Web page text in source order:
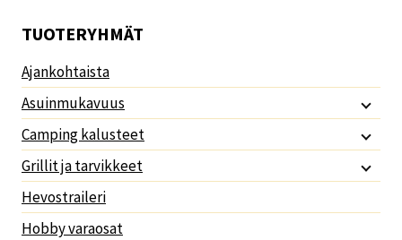
TUOTERYHMÄT
Ajankohtaista
Asuinmukavuus
Camping kalusteet
Grillit ja tarvikkeet
Hevostraileri
Hobby varaosat